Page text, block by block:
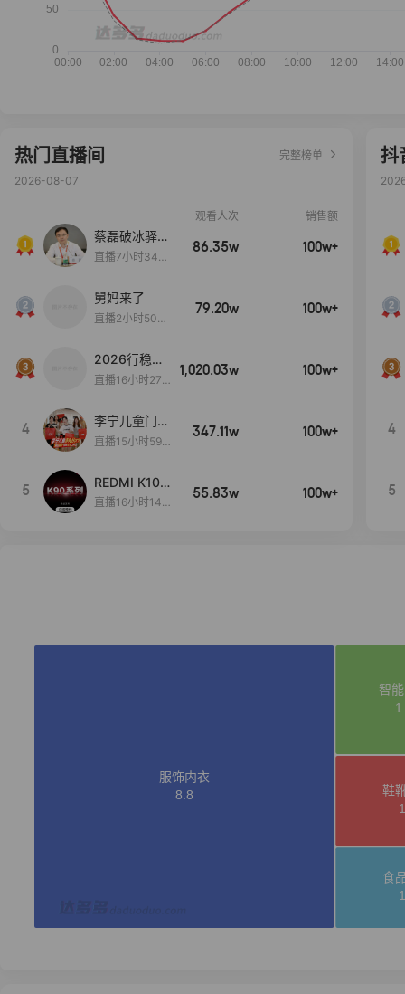
热门直播间
完整榜单
2026-08-07
观看人次 销售额
蔡磊破冰驿站
直播间好物分
直播7小时34分
86.35w 100w+
舅妈来了
直播2小时50分
79.20w 100w+
2026行稳致
远
直播16小时27
1,020.03w 100w+
4
李宁儿童门店
爆款赤兔8pr
了，全网销冠
刷新历史底价
直播15小时59
347.11w 100w+
5
REDMI K100
Pro系列新品
直播16小时14
55.83w 100w+
抖
4
5